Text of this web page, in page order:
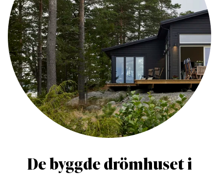
De byggde drömhuset i